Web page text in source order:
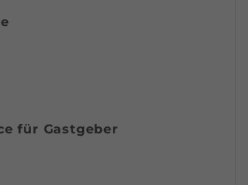
für Gastgeber